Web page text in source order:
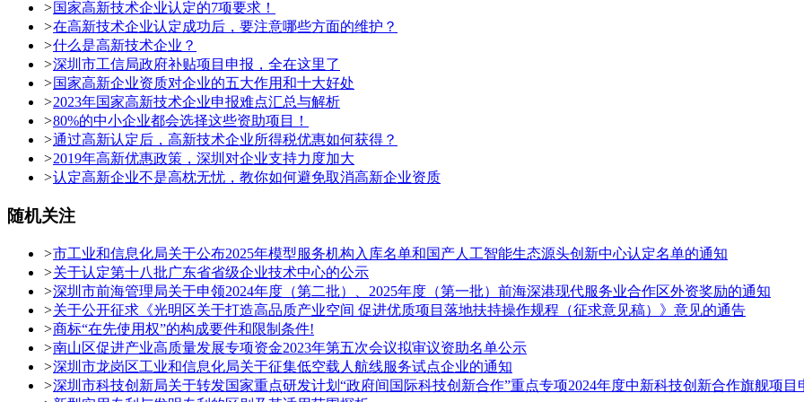
>国家高新技术企业认定的7项要求！
>在高新技术企业认定成功后，要注意哪些方面的维护？
>什么是高新技术企业？
>深圳市工信局政府补贴项目申报，全在这里了
>国家高新企业资质对企业的五大作用和十大好处
>2023年国家高新技术企业申报难点汇总与解析
>80%的中小企业都会选择这些资助项目！
>通过高新认定后，高新技术企业所得税优惠如何获得？
>2019年高新优惠政策，深圳对企业支持力度加大
>认定高新企业不是高枕无忧，教你如何避免取消高新企业资质
随机关注
>市工业和信息化局关于公布2025年模型服务机构入库名单和国产人工智能生态源头创新中心认定名单的通知
>关于认定第十八批广东省省级企业技术中心的公示
>深圳市前海管理局关于申领2024年度（第二批）、2025年度（第一批）前海深港现代服务业合作区外资奖励的通知
>关于公开征求《光明区关于打造高品质产业空间 促进优质项目落地扶持操作规程（征求意见稿）》意见的通告
>商标“在先使用权”的构成要件和限制条件!
>南山区促进产业高质量发展专项资金2023年第五次会议拟审议资助名单公示
>深圳市龙岗区工业和信息化局关于征集低空载人航线服务试点企业的通知
>深圳市科技创新局关于转发国家重点研发计划“政府间国际科技创新合作”重点专项2024年度中新科技创新合作旗舰项目